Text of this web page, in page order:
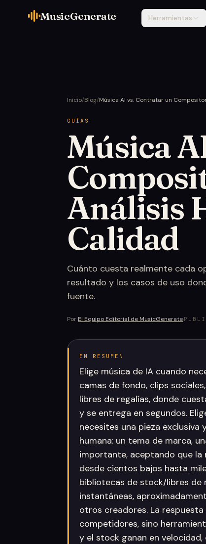
MusicGenerate Herramientas
Inicio/Blog/Música AI vs. Contratar un
GUÍAS
Música
Análisis
Calidad
Cuánto cuesta realmente cada
resultado y los casos de uso
fuente.
Por El Equipo Editorial de MusicGenerate·
EN RESUMEN
Elige música de IA cuando
camas de fondo, clips
libres de regalías, donde
y se entrega en segundos.
necesites una pieza exclusiva
humana: un tema de marca,
importante, aceptando que la
desde cientos bajos hasta
bibliotecas de stock/libres de
instantáneas,
otros creadores. La
competidores, sino
y el stock ganan en